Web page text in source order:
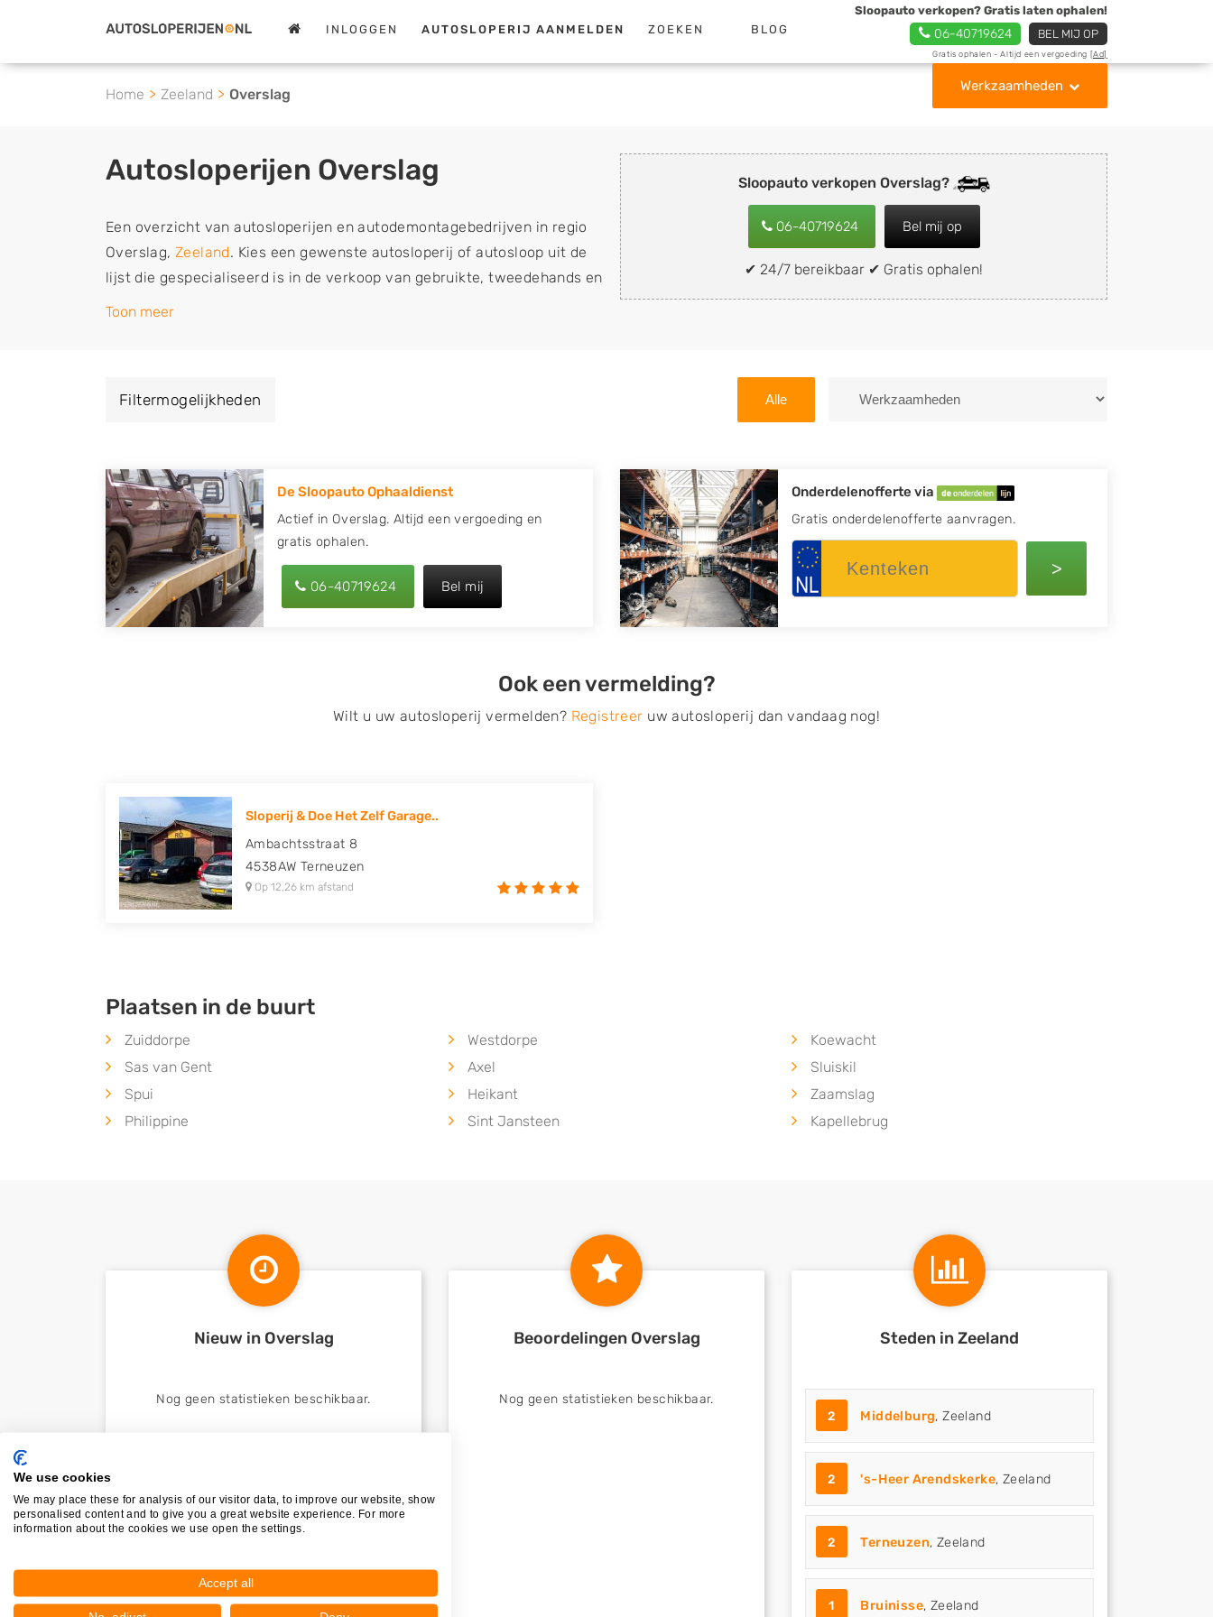
INLOGGEN AUTOSLOPERIJ AANMELDEN ZOEKEN BLOG
Sloopauto verkopen? Gratis laten ophalen!
06-40719624 BEL MIJ OP
Gratis ophalen - Altijd een vergoeding [Ad]
Werkzaamheden
Home Zeeland Overslag
Sloopauto verkopen Overslag?
06-40719624 Bel mij op
✔ 24/7 bereikbaar ✔ Gratis ophalen!
Autosloperijen Overslag
Een overzicht van autosloperijen en autodemontagebedrijven in regio
Overslag,Zeeland. Kies een gewenste autosloperij of autosloop uit de
lijst die gespecialiseerd is in de verkoop van gebruikte, tweedehands en
sloopauto onderdelen of in de inkoop van sloopauto's, schadeauto's en
of deze liever laten ophalen op een locatie naar keuze? Kies dan voor
Zoekt u liever naar een sloperij in een andere plaats of regio? U vindt
hier alle bedrijven inZeeland. U kunt ook zoekennaar een sloop met
behulp van uw postcode.
U kunt er ook voor kiezen om direct uw sloopauto te verkopen en op te
laten halen door de Sloopauto Ophaaldienst van Autosloperijen.nl. Wij
onderdelen offerte aanvragen? Dat kan via de Onderdelenlijn! Vul uw
kenteken in en druk op verzenden.
Honda, Hyundai, Kia, Mazda, Mercedes Benz, Mitsubishi, Nissan, Opel,
Peugeot, Porsche, Renault, Seat, Skoda, Suzuki, Tesla, Toyota,
Volkswagen en Volvo.
Toon meer
Filtermogelijkheden Alle
De Sloopauto Ophaaldienst
Actief in Overslag. Altijd een vergoeding en
gratis ophalen.
06-40719624 Bel mij
Onderdelenofferte via
Gratis onderdelenofferte aanvragen.
>
Ook een vermelding?
Wilt u uw autosloperij vermelden? Registreer uw autosloperij dan vandaag nog!
Sloperij & Doe Het Zelf Garage..
Ambachtsstraat 8
4538AW Terneuzen
Op 12,26 km afstand
Plaatsen in de buurt
Zuiddorpe Westdorpe
Koewacht
Sas van Gent
Axel
Sluiskil
Spui
Heikant
Zaamslag
Philippine
Sint Jansteen Kapellebrug
Nieuw in Overslag
Nog geen statistieken beschikbaar.
Beoordelingen Overslag
Nog geen statistieken beschikbaar.
Steden in Zeeland
2 Middelburg, Zeeland
2 's-Heer Arendskerke, Zeeland
2 Terneuzen, Zeeland
1 Bruinisse, Zeeland
We use cookies
We may place these for analysis of our visitor data, to improve our website, show
personalised content and to give you a great website experience. For more
information about the cookies we use open the settings.
Accept all